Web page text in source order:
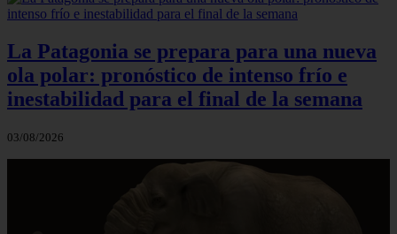
La Patagonia se prepara para una nueva
ola polar: pronóstico de intenso frío e
inestabilidad para el final de la semana
03/08/2026